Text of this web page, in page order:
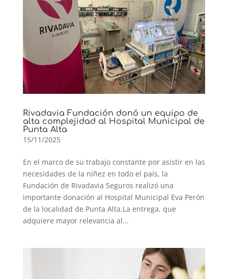
Rivadavia Fundación donó un equipo de
alta complejidad al Hospital Municipal de
Punta Alta
15/11/2025
En el marco de su trabajo constante por asistir en las
necesidades de la niñez en todo el país, la
Fundación de Rivadavia Seguros realizó una
importante donación al Hospital Municipal Eva Perón
de la localidad de Punta Alta.La entrega, que
adquiere mayor relevancia al...